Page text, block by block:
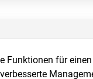
Funktionen für